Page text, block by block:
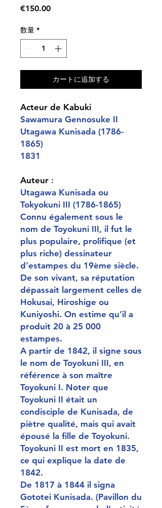
€150.00価
数量 *
カートに追加する
Acteur de Kabuki
Sawamura Gennosuke II
Utagawa Kunisada (1786-
1865)
1831
Auteur :
Utagawa Kunisada ou
Tokyokuni III (1786-1865)
Connu également sous le
nom de Toyokuni III, il fut le
plus populaire, prolifique (et
plus riche) dessinateur
d’estampes du 19ème siècle.
De son vivant, sa réputation
dépassait largement celles de
Hokusai, Hiroshige ou
Kuniyoshi. On estime qu’il a
produit 20 à 25 000
estampes.
A partir de 1842, il signe sous
le nom de Toyokuni III, en
référence à son maître
Toyokuni I. Noter que
Toyokuni II était un
condisciple de Kunisada, de
piètre qualité, mais qui avait
épousé la fille de Toyokuni.
Toyokuni II est mort en 1835,
ce qui explique la date de
1842.
De 1817 à 1844 il signa
Gototei Kunisada. (Pavillon du